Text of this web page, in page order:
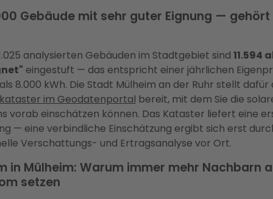
Gebäude mit sehr guter Eignung — gehört
analysierten Gebäuden im Stadtgebiet sind 11.594
eingestuft — das entspricht einer jährlichen
8.000 kWh. Die Stadt Mülheim an der Ruhr stellt dafür
im Geodatenportal bereit, mit dem Sie die
vorab einschätzen können. Das Kataster liefert eine
— eine verbindliche Einschätzung ergibt sich erst
Verschattungs- und Ertragsanalyse vor Ort.
in Mülheim: Warum immer mehr Nachbarn
setzen